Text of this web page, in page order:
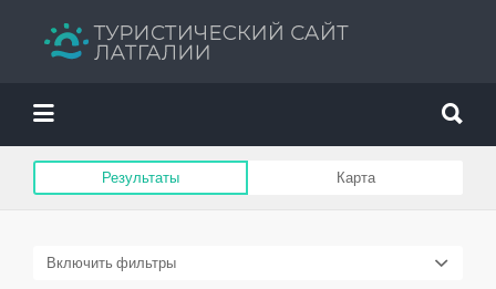
Путеводитель твоего отдыха
Искать:
Результаты Карта
Включить фильтры